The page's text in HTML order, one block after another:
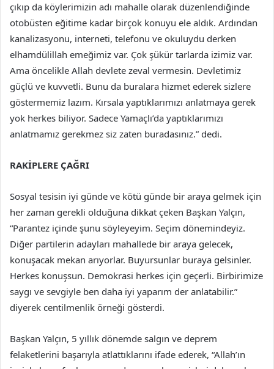
çıkıp da köylerimizin adı mahalle olarak düzenlendiğinde
otobüsten eğitime kadar birçok konuyu ele aldık. Ardından
kanalizasyonu, interneti, telefonu ve okuluydu derken
elhamdülillah emeğimiz var. Çok şükür tarlarda izimiz var.
Ama öncelikle Allah devlete zeval vermesin. Devletimiz
güçlü ve kuvvetli. Bunu da buralara hizmet ederek sizlere
göstermemiz lazım. Kırsala yaptıklarımızı anlatmaya gerek
yok herkes biliyor. Sadece Yamaçlı’da yaptıklarımızı
anlatmamız gerekmez siz zaten buradasınız.” dedi.
RAKİPLERE ÇAĞRI
Sosyal tesisin iyi günde ve kötü günde bir araya gelmek için
her zaman gerekli olduğuna dikkat çeken Başkan Yalçın,
“Parantez içinde şunu söyleyeyim. Seçim dönemindeyiz.
Diğer partilerin adayları mahallede bir araya gelecek,
konuşacak mekan arıyorlar. Buyursunlar buraya gelsinler.
Herkes konuşsun. Demokrasi herkes için geçerli. Birbirimize
saygı ve sevgiyle ben daha iyi yaparım der anlatabilir.”
diyerek centilmenlik örneği gösterdi.
Başkan Yalçın, 5 yıllık dönemde salgın ve deprem
felaketlerini başarıyla atlattıklarını ifade ederek, “Allah’ın